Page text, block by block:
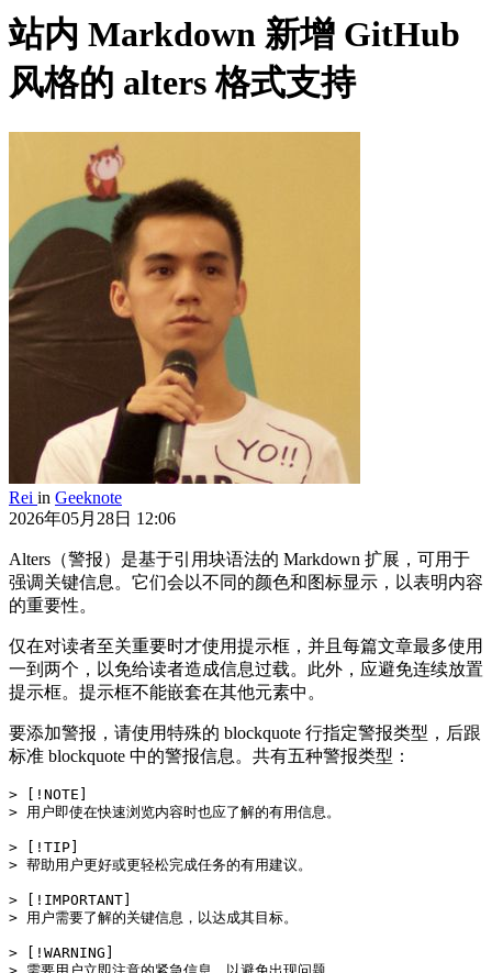
站内 Markdown 新增 GitHub
风格的 alters 格式支持
Rei in Geeknote
2026年05月28日 12:06
Alters（警报）是基于引用块语法的 Markdown 扩展，可用于
强调关键信息。它们会以不同的颜色和图标显示，以表明内容
的重要性。
仅在对读者至关重要时才使用提示框，并且每篇文章最多使用
一到两个，以免给读者造成信息过载。此外，应避免连续放置
提示框。提示框不能嵌套在其他元素中。
要添加警报，请使用特殊的 blockquote 行指定警报类型，后跟
标准 blockquote 中的警报信息。共有五种警报类型：
> [!NOTE]
> 用户即使在快速浏览内容时也应了解的有用信息。
> [!TIP]
> 帮助用户更好或更轻松完成任务的有用建议。
> [!IMPORTANT]
> 用户需要了解的关键信息，以达成其目标。
> [!WARNING]